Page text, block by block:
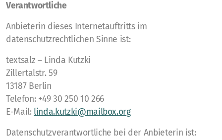
Verantwortliche
Anbieterin dieses Internetauftritts im
datenschutzrechtlichen Sinne ist:
textsalz – Linda Kutzki
Zillertalstr. 59
13187 Berlin
Telefon: +49 30 250 10 266
E-Mail: linda.kutzki@mailbox.org
Datenschutzverantwortliche bei der Anbieterin ist: